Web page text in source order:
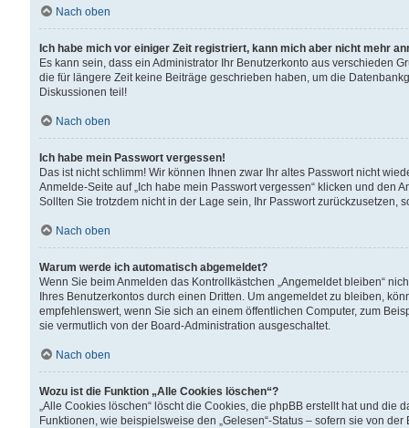
Nach oben
Ich habe mich vor einiger Zeit registriert, kann mich aber nicht mehr
Es kann sein, dass ein Administrator Ihr Benutzerkonto aus verschieden
die für längere Zeit keine Beiträge geschrieben haben, um die
Diskussionen teil!
Nach oben
Ich habe mein Passwort vergessen!
Das ist nicht schlimm! Wir können Ihnen zwar Ihr altes Passwort nicht
Anmelde-Seite auf „Ich habe mein Passwort vergessen“ klicken und
Sollten Sie trotzdem nicht in der Lage sein, Ihr Passwort zurückzusetzen,
Nach oben
Warum werde ich automatisch abgemeldet?
Wenn Sie beim Anmelden das Kontrollkästchen „Angemeldet bleiben“
Ihres Benutzerkontos durch einen Dritten. Um angemeldet zu bleiben,
empfehlenswert, wenn Sie sich an einem öffentlichen Computer, zum
sie vermutlich von der Board-Administration ausgeschaltet.
Nach oben
Wozu ist die Funktion „Alle Cookies löschen“?
„Alle Cookies löschen“ löscht die Cookies, die phpBB erstellt hat und
Funktionen, wie beispielsweise den „Gelesen“-Status – sofern sie von